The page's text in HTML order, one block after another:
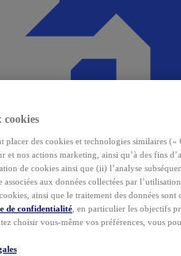
cookies
placer des cookies et technologies similaires
et nos actions marketing, ainsi qu’à des fins
de cookies ainsi que (ii) l’analyse
aux données collectées par
ainsi que le traitement des données sont
de confidentialité , en particulier les objectifs
choisir vous-même vos préférences, vous